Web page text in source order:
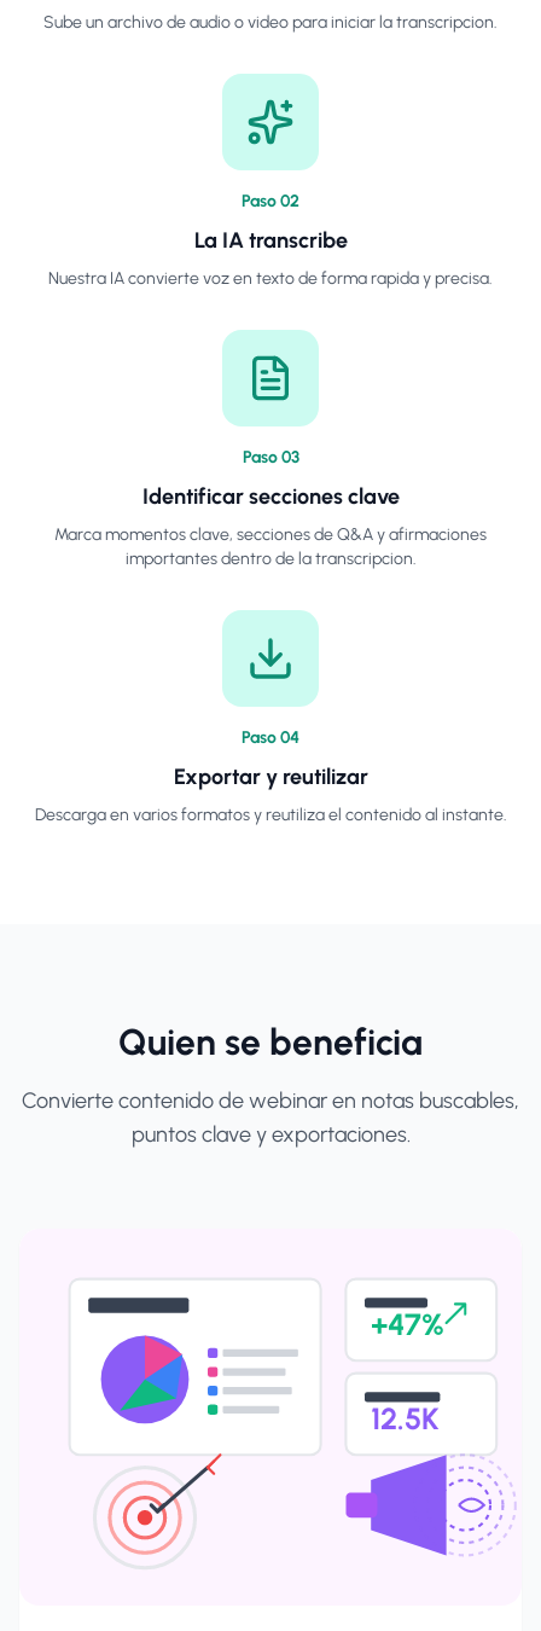
Sube un archivo de audio o video para iniciar la transcripcion.
Paso02
La IA transcribe
Nuestra IA convierte voz en texto de forma rapida y precisa.
Paso03
Identificar secciones clave
Marca momentos clave, secciones de Q&A y afirmaciones
importantes dentro de la transcripcion.
Paso04
Exportar y reutilizar
Descarga en varios formatos y reutiliza el contenido al instante.
Quien se beneficia
Convierte contenido de webinar en notas buscables,
puntos clave y exportaciones.
+47%
12.5K